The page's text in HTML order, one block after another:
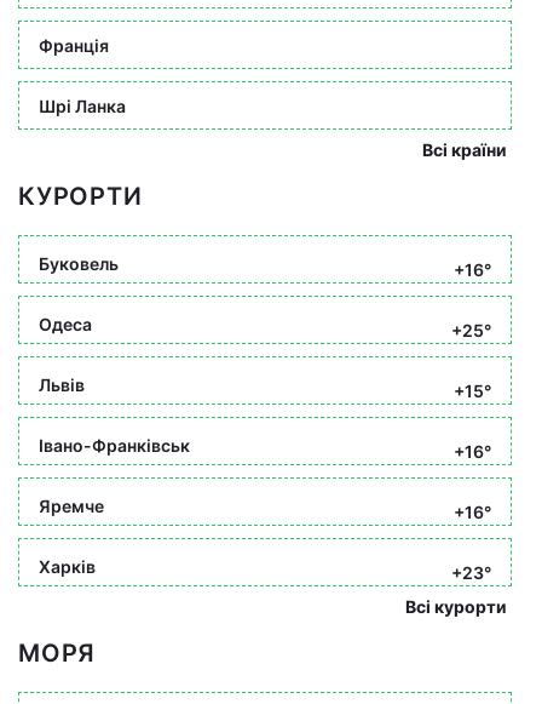
Франція
Шрі Ланка
Всі країни
КУРОРТИ
Буковель +16°
Одеса +25°
Львів +15°
Івано-Франківськ +16°
Яремче +16°
Харків
+23°
Всі курорти
МОРЯ